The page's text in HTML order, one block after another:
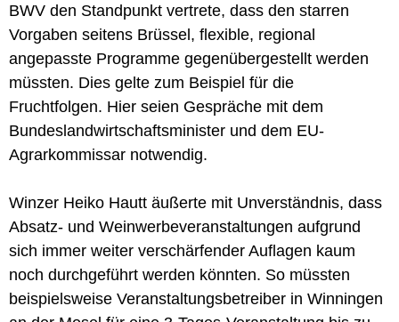
BWV den Standpunkt vertrete, dass den starren
Vorgaben seitens Brüssel, flexible, regional
angepasste Programme gegenübergestellt werden
müssten. Dies gelte zum Beispiel für die
Fruchtfolgen. Hier seien Gespräche mit dem
Bundeslandwirtschaftsminister und dem EU-
Agrarkommissar notwendig.
Winzer Heiko Hautt äußerte mit Unverständnis, dass
Absatz- und Weinwerbeveranstaltungen aufgrund
sich immer weiter verschärfender Auflagen kaum
noch durchgeführt werden könnten. So müssten
beispielsweise Veranstaltungsbetreiber in Winningen